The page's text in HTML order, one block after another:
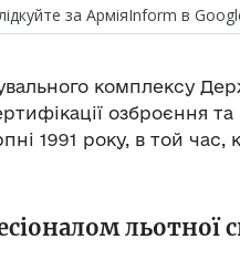
за АрміяInform в
комплексу
озброєння та
1991 року, в той час,
льотної